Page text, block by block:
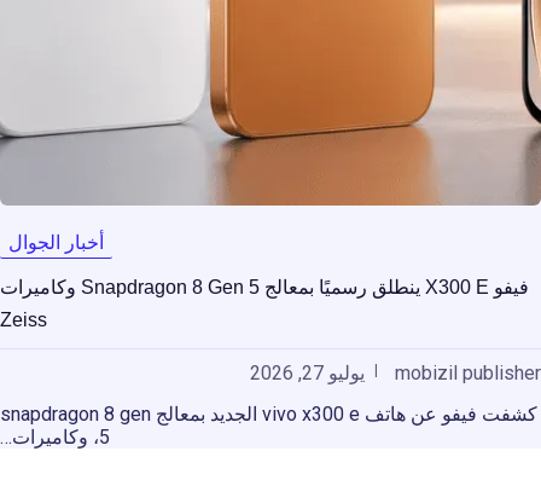
أخبار الجوال
فيفو X300 E ينطلق رسميًا بمعالج Snapdragon 8 Gen 5 وكاميرات
Zeiss
mobizil publisher
يوليو 27, 2026
كشفت فيفو عن هاتف vivo x300 e الجديد بمعالج snapdragon 8 gen
5، وكاميرات…